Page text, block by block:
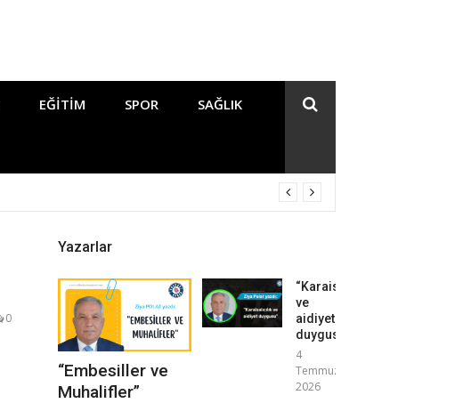
EĞITIM SPOR SAĞLIK
0
Yazarlar
“Embesiller ve
Muhalifler”
“Karaisalıcılık
ve
aidiyet
duygusu”
4
Temmuz
2026